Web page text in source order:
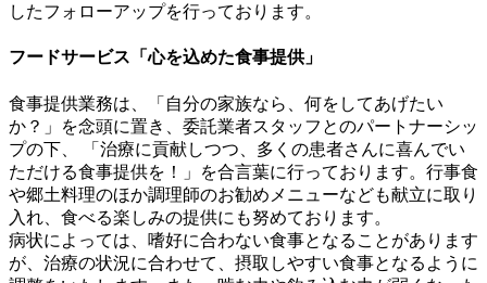
したフォローアップを行っております。
フードサービス「心を込めた食事提供」
食事提供業務は、「自分の家族なら、何をしてあげたい
か？」を念頭に置き、委託業者スタッフとのパートナーシッ
プの下、 「治療に貢献しつつ、多くの患者さんに喜んでい
ただける食事提供を！」を合言葉に行っております。行事食
や郷土料理のほか調理師のお勧めメニューなども献立に取り
入れ、食べる楽しみの提供にも努めております。
病状によっては、嗜好に合わない食事となることがあります
が、治療の状況に合わせて、摂取しやすい食事となるように